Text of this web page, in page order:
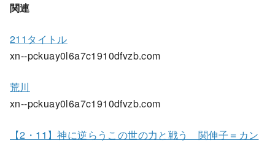
関連
211タイトル
xn--pckuay0l6a7c1910dfvzb.com
荒川
xn--pckuay0l6a7c1910dfvzb.com
【2・11】神に逆らうこの世の力と戦う 関伸子＝カン